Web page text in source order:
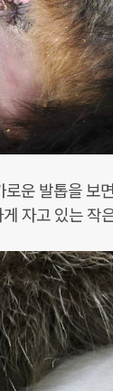
운 발톱을 보
자고 있는 작